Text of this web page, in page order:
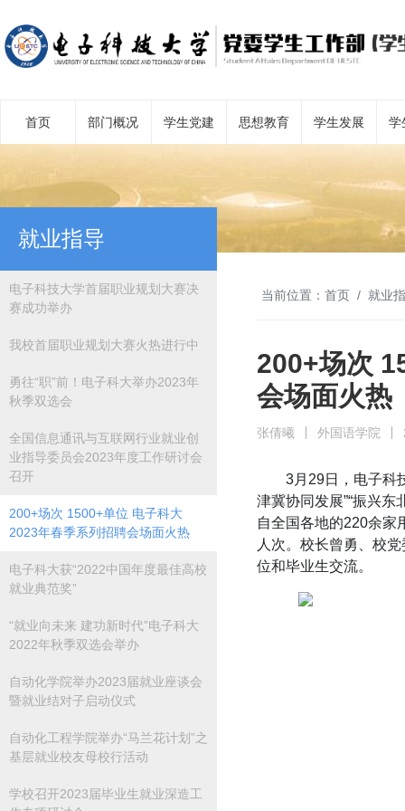
首页 部门概况 学生党建 思想教育 学生发展 学
就业指导
电子科技大学首届职业规划大赛决
赛成功举办
我校首届职业规划大赛火热进行中
勇往“职”前！电子科大举办2023年
秋季双选会
全国信息通讯与互联网行业就业创
业指导委员会2023年度工作研讨会
召开
200+场次 1500+单位 电子科大
2023年春季系列招聘会场面火热
电子科大获“2022中国年度最佳高校
就业典范奖”
“就业向未来 建功新时代”电子科大
2022年秋季双选会举办
自动化学院举办2023届就业座谈会
暨就业结对子启动仪式
自动化工程学院举办“马兰花计划”之
基层就业校友母校行活动
学校召开2023届毕业生就业深造工
当前位置： 首页 就业
200+场次
会场面火热
张倩曦 外国语学院
3月29日，电子科
津冀协同发展”“振兴东
自全国各地的220余家
人次。校长曾勇、校
位和毕业生交流。